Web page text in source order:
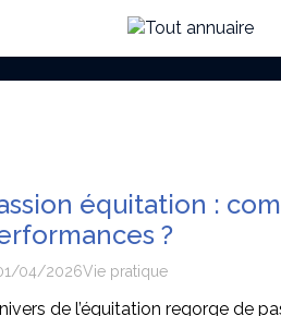
équitation :
?
04/2026Vie pratique
de l’équitation regorge de